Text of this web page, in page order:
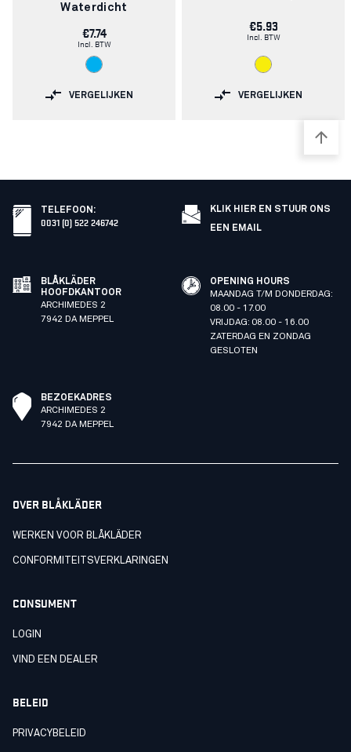
Waterdicht
€7.74
Incl. BTW
VERGELIJKEN
€5.93
Incl. BTW
VERGELIJKEN
TELEFOON :
0031 (0) 522 246742
KLIK HIER EN STUUR ONS
EEN EMAIL
BLÅKLÄDER
HOOFDKANTOOR
ARCHIMEDES 2
7942 DA MEPPEL
OPENING HOURS
MAANDAG T/M DONDERDAG:
08.00 - 17.00
VRIJDAG: 08.00 - 16.00
ZATERDAG EN ZONDAG
GESLOTEN
BEZOEKADRES
ARCHIMEDES 2
7942 DA MEPPEL
OVER BLÅKLÄDER
WERKEN VOOR BLÅKLÄDER
CONFORMITEITSVERKLARINGEN
CONSUMENT
LOGIN
VIND EEN DEALER
BELEID
PRIVACYBELEID